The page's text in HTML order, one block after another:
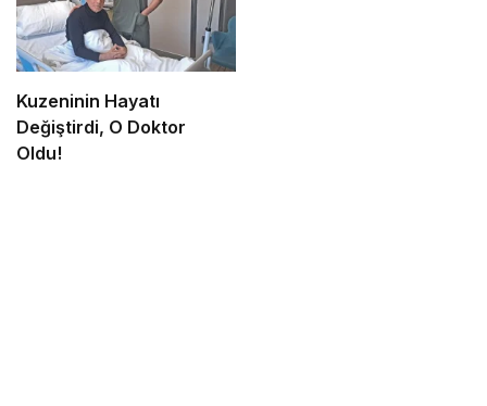
Kuzeninin Hayatı
Değiştirdi, O Doktor
Oldu!